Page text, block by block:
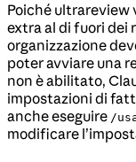
Poiché
extra al di fuori dei
organizzazione
poter avviare una
non è abilitato,
impostazioni di
anche eseguire /
modificare